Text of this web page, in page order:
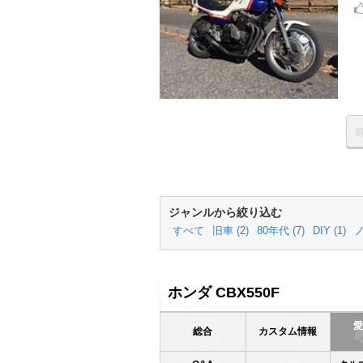
ジャンルから絞り込む
すべて 旧車 (2) 80年代 (7) DIY (1 )
ホンダ CBX550F
総合 カスタム情報